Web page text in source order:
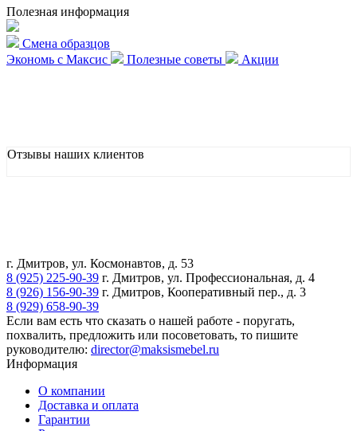
Полезная информация
Смена образцов
Экономь с Максис
Полезные советы Акции
Отзывы наших клиентов
г. Дмитров, ул. Космонавтов, д. 53
8 (925) 225-90-39 г. Дмитров, ул. Профессиональная, д. 4
8 (926) 156-90-39 г. Дмитров, Кооперативный пер., д. 3
8 (929) 658-90-39
Если вам есть что сказать о нашей работе - поругать,
похвалить, предложить или посоветовать, то пишите
руководителю: director@maksismebel.ru
Информация
О компании
Доставка и оплата
Гарантии